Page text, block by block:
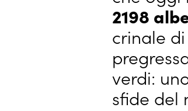
2198
crinale
verdi:
sfide del